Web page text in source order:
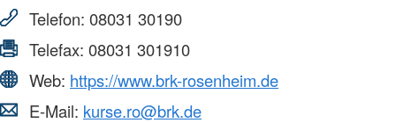
Telefon: 08031 30190
Telefax: 08031 301910
Web: https://www.brk-rosenheim.de
E-Mail: kurse.ro@brk.de